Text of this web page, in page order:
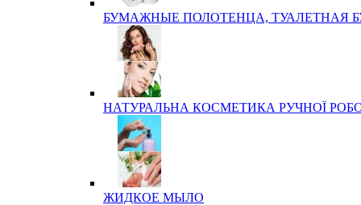
БУМАЖНЫЕ ПОЛОТЕНЦА, ТУАЛЕТНАЯ
НАТУРАЛЬНА КОСМЕТИКА РУЧНОЇ
ЖИДКОЕ МЫЛО